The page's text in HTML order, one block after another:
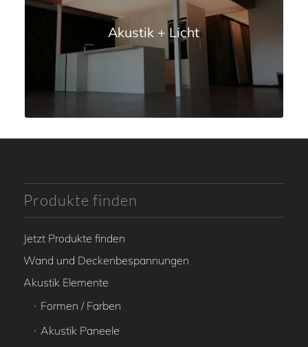
Akustik + Licht
Produkte finden
Jetzt Produkte finden
Wand und Deckenbespannungen
Akustik Elemente
Formen / Farben
Akustik Paneele